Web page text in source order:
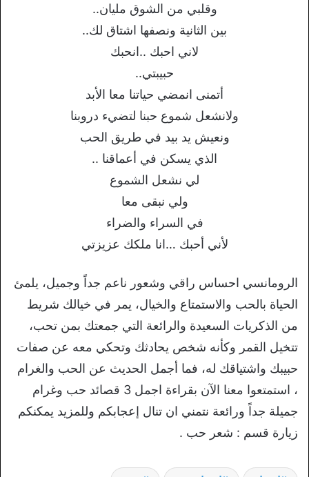
وقلبي من الشوق مليان..
بين الثانية ونصفها اشتاق لك..
لاني احبك ..انحبك
حبيبتي..
أتمنى انمضي حياتنا معا الأبد
ولانشعل شموع حبنا لتضيء دروبنا
ونعيش يد بيد في طريق الحب
الذي يسكن في أعماقنا ..
لي نشعل الشموع
ولي نبقى معا
في السراء والضراء
لأني أحبك …انا ملكك عزيزتي
الرومانسي احساس راقي وشعور ناعم جداً وجميل، يلمئ
الحياة بالحب والاستمتاع والخيال، يمر في خيالك شريط
من الذكريات السعيدة والرائعة التي جمعتك بمن تحب،
تتخيل القمر وكأنه شخص يحادثك وتحكي معه عن صفات
حبيبك واشتياقك له، فما أجمل الحديث عن الحب والغرام
، استمتعوا معنا الآن بقراءة اجمل 3 قصائد حب وغرام
جميلة جداً ورائعة نتمني ان تنال إعجابكم وللمزيد يمكنكم
زيارة قسم : شعر حب .